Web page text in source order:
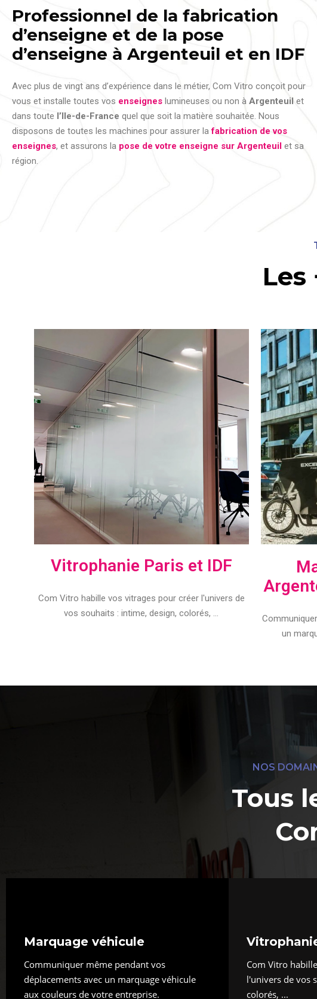
Professionnel de la fabrication
d’enseigne et de la pose
d’enseigne à Argenteuil et en IDF
Avec plus de vingt ans d’expérience dans le métier, Com Vitro conçoit pour
vous et installe toutes vos enseignes lumineuses ou non à Argenteuil et
dans toute l’Ile-de-France quel que soit la matière souhaitée. Nous
disposons de toutes les machines pour assurer lafabrication de vos
enseignes, et assurons la pose de votre enseigne sur Argenteuil et sa
région.
Les
Vitrophanie Paris et IDF
Com Vitro habille vos vitrages pour créer l'univers de
vos souhaits : intime, design, colorés, ...
un
NOS
Tous
Marquage véhicule
Communiquer même pendant vos
déplacements avec un marquage véhicule
aux couleurs de votre entreprise.
Com Vitro
l'univers de vos
colorés, ...